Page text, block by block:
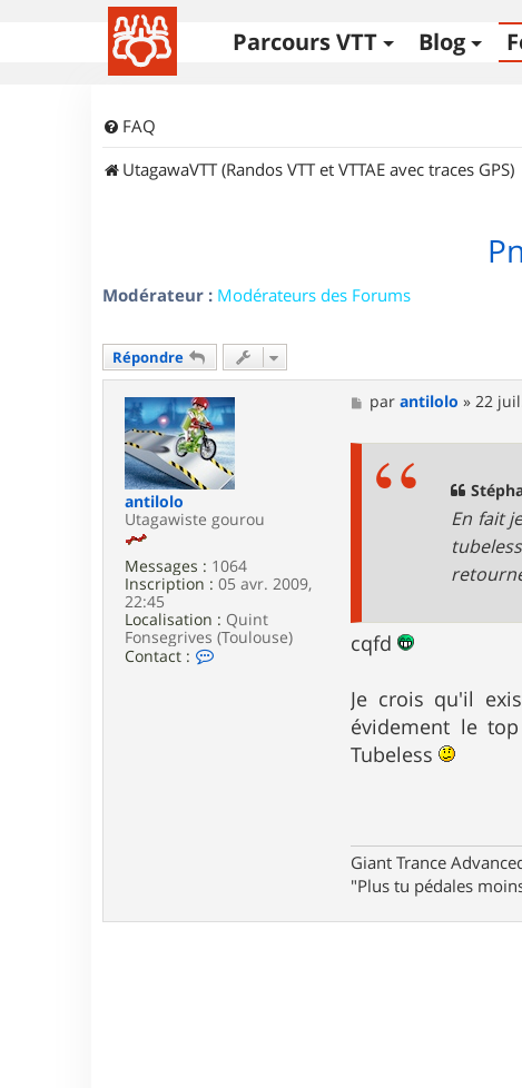
Parcours VTT Blog
FAQ
UtagawaVTT (Randos VTT et VTTAE avec traces GPS)
Modérateur : Modérateurs des Forums
Répondre
antilolo
Utagawiste gourou
Messages : 1064
Inscription : 05 avr. 2009,
22:45
Localisation : Quint
Fonsegrives (Toulouse)
Contact :
l
M
e
parantilolo »22
En fait
cqfd
Je crois qu'il
évidement le
Tubeless
Giant Trance
"Plus tu pédales